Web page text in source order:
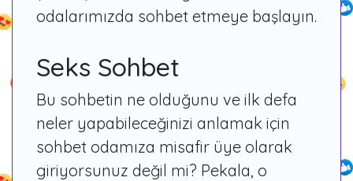
odalarımızda sohbet etmeye başlayın.
Seks Sohbet
Bu sohbetin ne olduğunu ve ilk defa
neler yapabileceğinizi anlamak için
sohbet odamıza misafir üye olarak
giriyorsunuz değil mi? Pekala, o